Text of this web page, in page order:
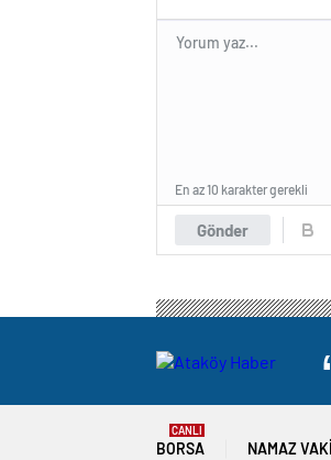
Gönder
En az 10 karakter gerekli
BORSA
CANLI
NAMAZ